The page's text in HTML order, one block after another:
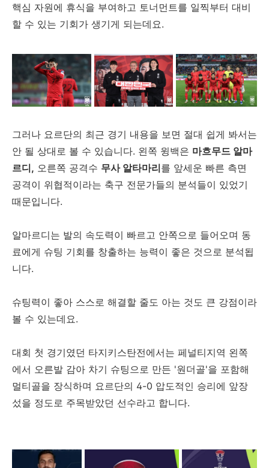
핵심 자원에 휴식을 부여하고 토너먼트를 일찍부터 대비
할 수 있는 기회가 생기게 되는데요.
그러나 요르단의 최근 경기 내용을 보면 절대 쉽게 봐서는
안 될 상대로 볼 수 있습니다. 왼쪽 윙백은 마흐무드 알마
르디, 오른쪽 공격수 무사 알타마리를 앞세운 빠른 측면
공격이 위협적이라는 축구 전문가들의 분석들이 있었기
때문입니다.
알마르디는 발의 속도력이 빠르고 안쪽으로 들어오며 동
료에게 슈팅 기회를 창출하는 능력이 좋은 것으로 분석됩
니다.
슈팅력이 좋아 스스로 해결할 줄도 아는 것도 큰 강점이라
볼 수 있는데요.
대회 첫 경기였던 타지키스탄전에서는 페널티지역 왼쪽
에서 오른발 감아 차기 슈팅으로 만든 '원더골'을 포함해
멀티골을 장식하며 요르단의 4-0 압도적인 승리에 앞장
섰을 정도로 주목받았던 선수라고 합니다.